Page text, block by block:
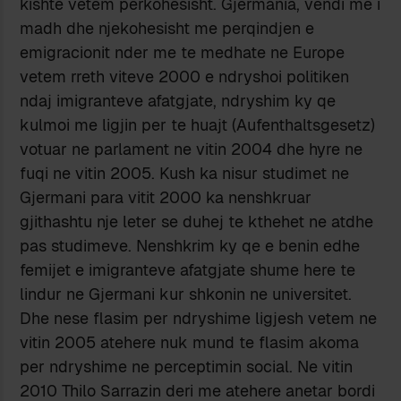
kishte vetem perkohesisht. Gjermania, vendi me i
madh dhe njekohesisht me perqindjen e
emigracionit nder me te medhate ne Europe
vetem rreth viteve 2000 e ndryshoi politiken
ndaj imigranteve afatgjate, ndryshim ky qe
kulmoi me ligjin per te huajt (Aufenthaltsgesetz)
votuar ne parlament ne vitin 2004 dhe hyre ne
fuqi ne vitin 2005. Kush ka nisur studimet ne
Gjermani para vitit 2000 ka nenshkruar
gjithashtu nje leter se duhej te kthehet ne atdhe
pas studimeve. Nenshkrim ky qe e benin edhe
femijet e imigranteve afatgjate shume here te
lindur ne Gjermani kur shkonin ne universitet.
Dhe nese flasim per ndryshime ligjesh vetem ne
vitin 2005 atehere nuk mund te flasim akoma
per ndryshime ne perceptimin social. Ne vitin
2010 Thilo Sarrazin deri me atehere anetar bordi